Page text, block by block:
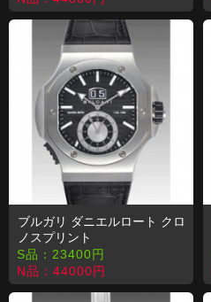
ブルガリ ダニエルロート クロ
ノスプリント
BRE56BSLDCHS コピー 時計
S品： 23400円
N品： 44000円